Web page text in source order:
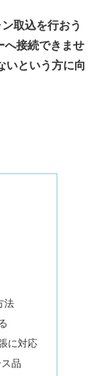
取込を行おう
へ接続できませ
いという方に向
法
に対応
品